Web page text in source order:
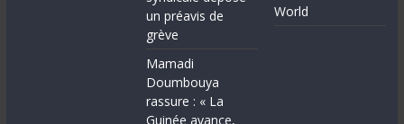
un préavis de
grève
Mamadi
Doumbouya
rassure : « La
Guinée avance,
World